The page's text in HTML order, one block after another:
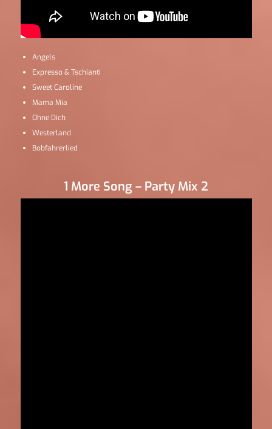
Angels
Expresso & Tschianti
Sweet Caroline
Mama Mia
Ohne Dich
Westerland
Bobfahrerlied
1 More Song – Party Mix 2